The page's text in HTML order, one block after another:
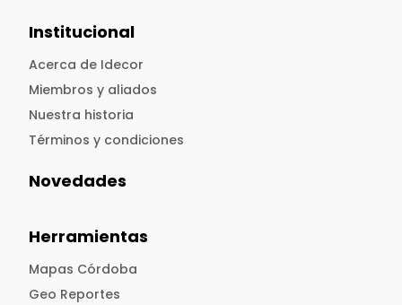
Institucional
Acerca de Idecor
Miembros y aliados
Nuestra historia
Términos y condiciones
Novedades
Herramientas
Mapas Córdoba
Geo Reportes